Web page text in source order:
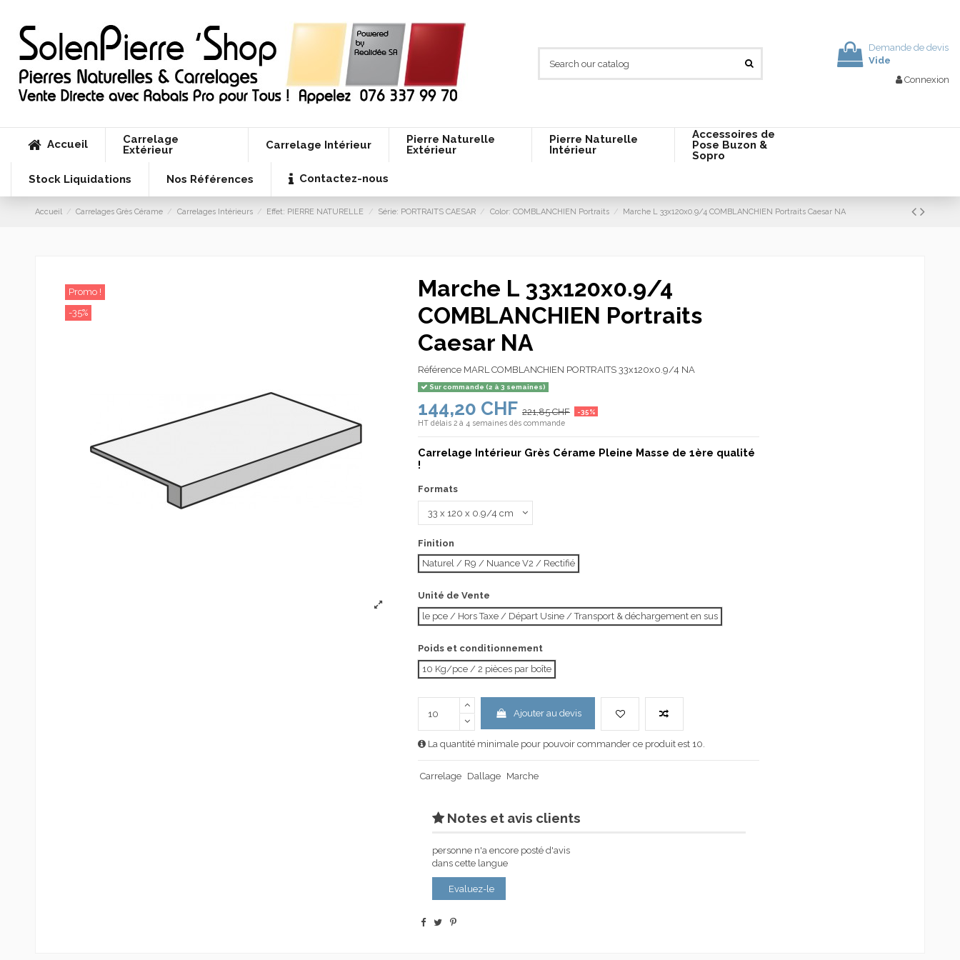
Demande de devis
Vide
Connexion
Accueil
Carrelage
Extérieur
Carrelage Intérieur
Pierre Naturelle
Extérieur
Pierre Naturelle
Intérieur
Accessoires de
Pose Buzon &
Sopro
Stock Liquidations
Nos Références Contactez-nous
Accueil Carrelages Grès Cérame Carrelages Intérieurs Effet: PIERRE NATURELLE Série: PORTRAITS CAESAR Color: COMBLANCHIEN Portraits Marche L 33x120x0.9/4 COMBLANCHIEN Portraits Caesar NA
Promo !
-35%
Marche L 33x120x0.9/4
COMBLANCHIEN Portraits
Caesar NA
Référence MARL COMBLANCHIEN PORTRAITS 33x120x0.9/4 NA
Sur commande (2 à 3 semaines)
144,20 CHF 221,85 CHF -35%
HTdélais 2 à 4 semaines dès commande
Carrelage Intérieur Grès Cérame Pleine Masse de 1ère qualité
!
Formats
Finition
Naturel / R9 / Nuance V2 / Rectifié
Unité de Vente
le pce / Hors Taxe / Départ Usine / Transport & déchargement en sus
Poids et conditionnement
10 Kg/pce / 2 pièces par boîte
Ajouter au devis
La quantité minimale pour pouvoir commander ce produit est 10.
Carrelage Dallage Marche
Notes et avis clients
personne n'a encore posté d'avis
dans cette langue
Evaluez-le